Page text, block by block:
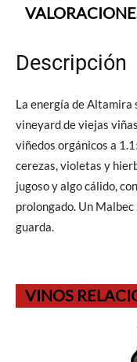
Descripción
La energía de Altamira
vineyard de viejas
viñedos orgánicos a
cerezas, violetas y
jugoso y algo cálido,
prolongado. Un
guarda.
VINOS